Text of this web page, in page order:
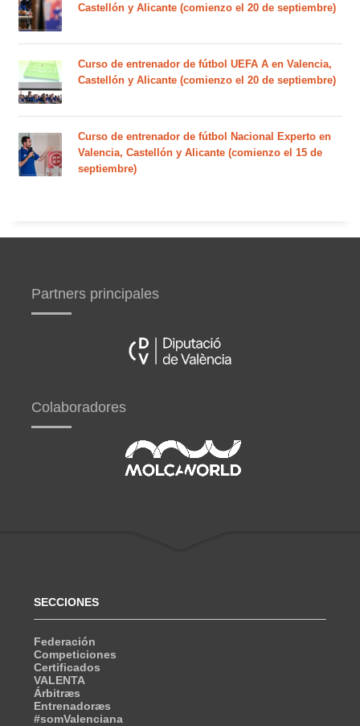
Castellón y Alicante (comienzo el 20 de septiembre)
Curso de entrenador de fútbol UEFA A en Valencia,
Castellón y Alicante (comienzo el 20 de septiembre)
Curso de entrenador de fútbol Nacional Experto en
Valencia, Castellón y Alicante (comienzo el 15 de
septiembre)
Partners principales
Colaboradores
SECCIONES
Federación
Competiciones
Certificados
VALENTA
Árbitræs
Entrenadoræs
#somValenciana